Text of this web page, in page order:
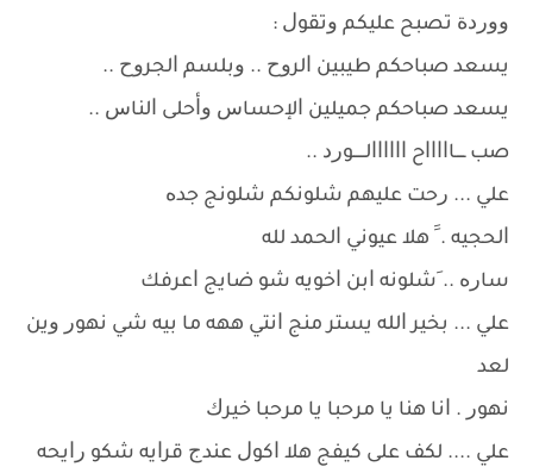
ﻭﻭﺭﺩﺓ تصبح ﻋﻠﻴﻜﻢ ﻭﺗﻘﻮﻝ :
ﻳﺴﻌﺪ صباحكم ﻃﻴﺒﻴﻦ ﺍﻟﺮﻭﺡ .. ﻭﺑﻠﺴﻢ ﺍﻟﺠﺮﻭﺡ ..
ﻳﺴﻌﺪ صباحكم ﺟﻤﻴﻠﻴﻦ ﺍﻹﺣﺴﺎﺱ ﻭﺃﺣﻠﻰ ﺍﻟﻨﺎﺱ ..
صب ــــﺎﺍﺍﺍﺍح ﺍﺍﺍﺍﺍﺍﻟـــــﻮﺭﺩ ..
ﻋﻠﻲ ... ﺭﺣﺖ ﻋﻠﻴﻬﻢ ﺷﻠﻮﻧﻜﻢ ﺷﻠﻮﻧﺞ ﺟﺪﻩ
ﺍﻟﺤﺠﻴﻪ . ََ ﻫﻼ ﻋﻴﻮﻧﻲ ﺍﻟﺤﻤﺪ ﻟﻠﻪ
ﺳﺎﺭﻩ .. َﺷﻠﻮﻧﻪ ﺍﺑﻦ ﺍﺧﻮﻳﻪ ﺷﻮ ﺿﺎﻳﺞ ﺍﻋﺮﻓﻚ
ﻋﻠﻲ ... ﺑﺨﻴﺮ ﺍﻟﻠﻪ ﻳﺴﺘﺮ ﻣﻨﺞ ﺍﻧﺘﻲ ﻫﻬﻪ ﻣﺎ ﺑﻴﻪ ﺷﻲ ﻧﻬﻮﺭ ﻭﻳﻦ
ﻟﻌﺪ
ﻧﻬﻮﺭ . ﺍﻧﺎ ﻫﻨﺎ ﻳﺎ ﻣﺮﺣﺒﺎ ﻳﺎ ﻣﺮﺣﺒﺎ ﺧﻴﺮﻙ
ﻋﻠﻲ .... ﻟﻜﻒ ﻋﻠﻰ ﻛﻴﻔﺞ ﻫﻼ ﺍﻛﻮﻝ ﻋﻨﺪﺝ ﻗﺮﺍﻳﻪ ﺷﻜﻮ ﺭﺍﻳﺤﻪ